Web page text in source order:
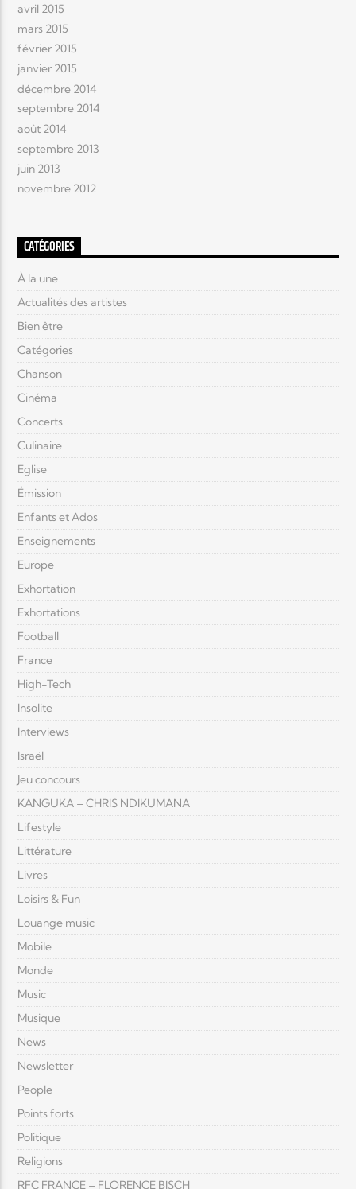
avril 2015
mars 2015
février 2015
janvier 2015
décembre 2014
septembre 2014
août 2014
septembre 2013
juin 2013
novembre 2012
CATÉGORIES
À la une
Actualités des artistes
Bien être
Catégories
Chanson
Cinéma
Concerts
Culinaire
Eglise
Émission
Enfants et Ados
Enseignements
Europe
Exhortation
Exhortations
Football
France
High-Tech
Insolite
Interviews
Israël
Jeu concours
KANGUKA – CHRIS NDIKUMANA
Lifestyle
Littérature
Livres
Loisirs & Fun
Louange music
Mobile
Monde
Music
Musique
News
Newsletter
People
Points forts
Politique
Religions
RFC FRANCE – FLORENCE BISCH